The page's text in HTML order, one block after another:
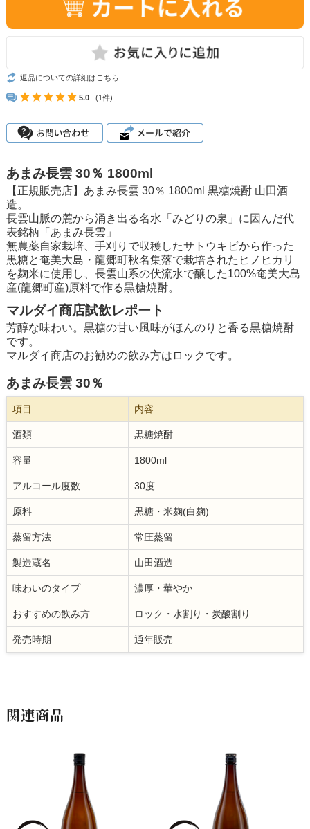
返品についての詳細はこちら
5.0 (1件)
あまみ長雲 30％ 1800ml
【正規販売店】あまみ長雲 30％ 1800ml 黒糖焼酎 山田酒
造。
長雲山脈の麓から涌き出る名水「みどりの泉」に因んだ代
表銘柄「あまみ長雲」
無農薬自家栽培、手刈りで収穫したサトウキビから作った
黒糖と奄美大島・龍郷町秋名集落で栽培されたヒノヒカリ
を麹米に使用し、長雲山系の伏流水で醸した100%奄美大島
産(龍郷町産)原料で作る黒糖焼酎。
マルダイ商店試飲レポート
芳醇な味わい。黒糖の甘い風味がほんのりと香る黒糖焼酎
です。
マルダイ商店のお勧めの飲み方はロックです。
あまみ長雲 30％
項目 内容
酒類 黒糖焼酎
容量 1800ml
アルコール度数 30度
原料 黒糖・米麹(白麹)
蒸留方法 常圧蒸留
製造蔵名 山田酒造
味わいのタイプ 濃厚・華やか
おすすめの飲み方 ロック・水割り・炭酸割り
発売時期 通年販売
関連商品